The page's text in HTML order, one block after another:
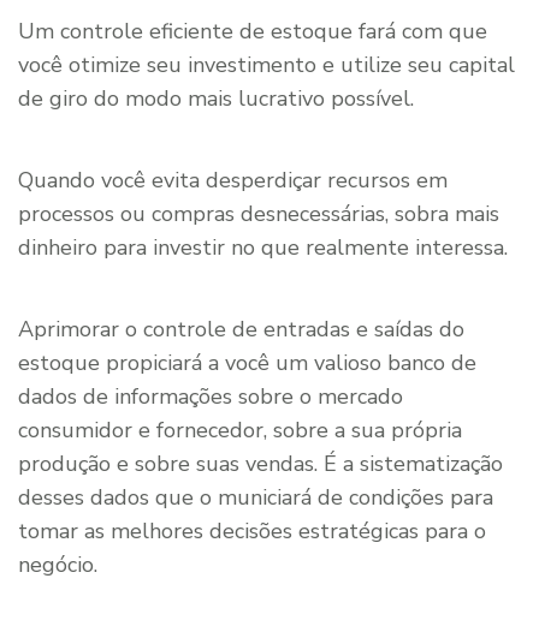
Um controle eficiente de estoque fará com que
você otimize seu investimento e utilize seu capital
de giro do modo mais lucrativo possível.
Quando você evita desperdiçar recursos em
processos ou compras desnecessárias, sobra mais
dinheiro para investir no que realmente interessa.
Aprimorar o controle de entradas e saídas do
estoque propiciará a você um valioso banco de
dados de informações sobre o mercado
consumidor e fornecedor, sobre a sua própria
produção e sobre suas vendas. É a sistematização
desses dados que o municiará de condições para
tomar as melhores decisões estratégicas para o
negócio.